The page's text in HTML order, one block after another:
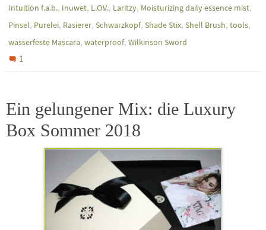
Intuition f.a.b., Inuwet, L.O.V., Laritzy, Moisturizing daily essence mist,
Pinsel, Purelei, Rasierer, Schwarzkopf, Shade Stix, Shell Brush, tools,
wasserfeste Mascara, waterproof, Wilkinson Sword
1
Ein gelungener Mix: die Luxury
Box Sommer 2018